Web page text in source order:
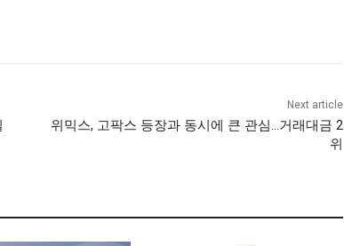
Next article
위믹스, 고팍스 등장과 동시에 큰 관심…거래대금 2
위